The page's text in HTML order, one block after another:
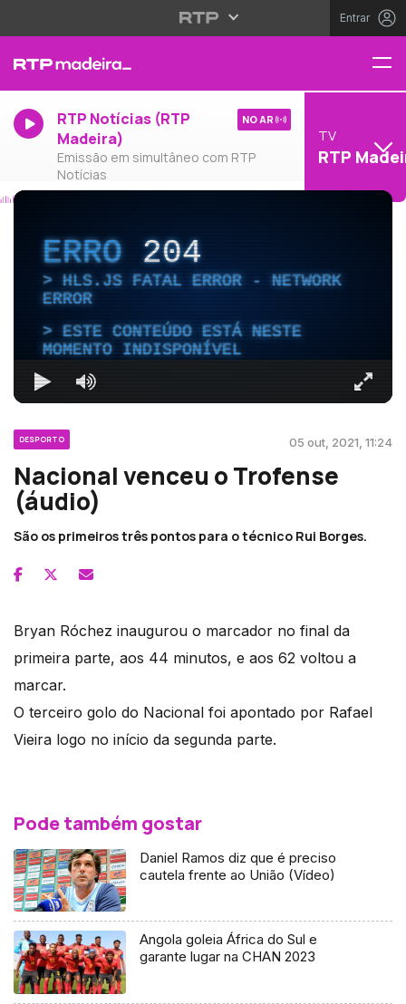
Entrar
RTP Notícias (RTP
Madeira)
Emissão em simultâneo com RTP
Notícias
NO AR
TV
RTP
ERRO204
HLS.JS FATAL ERROR - NETWORK
ERROR
ESTE CONTEÚDO ESTÁ NESTE
MOMENTO INDISPONÍVEL
DESPORTO 05 out, 2021, 11:24
Nacional venceu o Trofense
(áudio)
São os primeiros três pontos para o técnico Rui Borges.
Bryan Róchez inaugurou o marcador no final da
primeira parte, aos 44 minutos, e aos 62 voltou a
marcar.
O terceiro golo do Nacional foi apontado por Rafael
Vieira logo no início da segunda parte.
Pode também gostar
Daniel Ramos diz que é preciso
cautela frente ao União (Vídeo)
Angola goleia África do Sul e
garante lugar na CHAN 2023